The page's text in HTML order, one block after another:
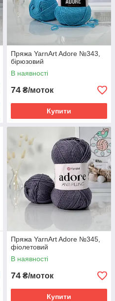
Пряжа YarnArt Adore №343,
бірюзовий
В наявності
74 ₴/моток
Купити
Пряжа YarnArt Adore №345,
фіолетовий
В наявності
74 ₴/моток
Купити